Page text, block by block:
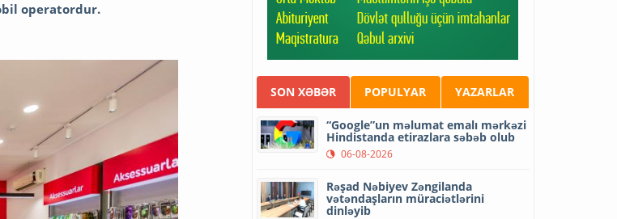
operatordur.
SON XƏBƏR POPULYAR YAZARLAR
“Google”un məlumat emalı mərkəzi
Hindistanda etirazlara səbəb olub
06-08-2026
Rəşad Nəbiyev Zəngilanda
vətəndaşların müraciətlərini
dinləyib